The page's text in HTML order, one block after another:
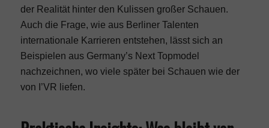
der Realität hinter den Kulissen großer Schauen.
Auch die Frage, wie aus Berliner Talenten
internationale Karrieren entstehen, lässt sich an
Beispielen aus Germany’s Next Topmodel
nachzeichnen, wo viele später bei Schauen wie der
von I’VR liefen.